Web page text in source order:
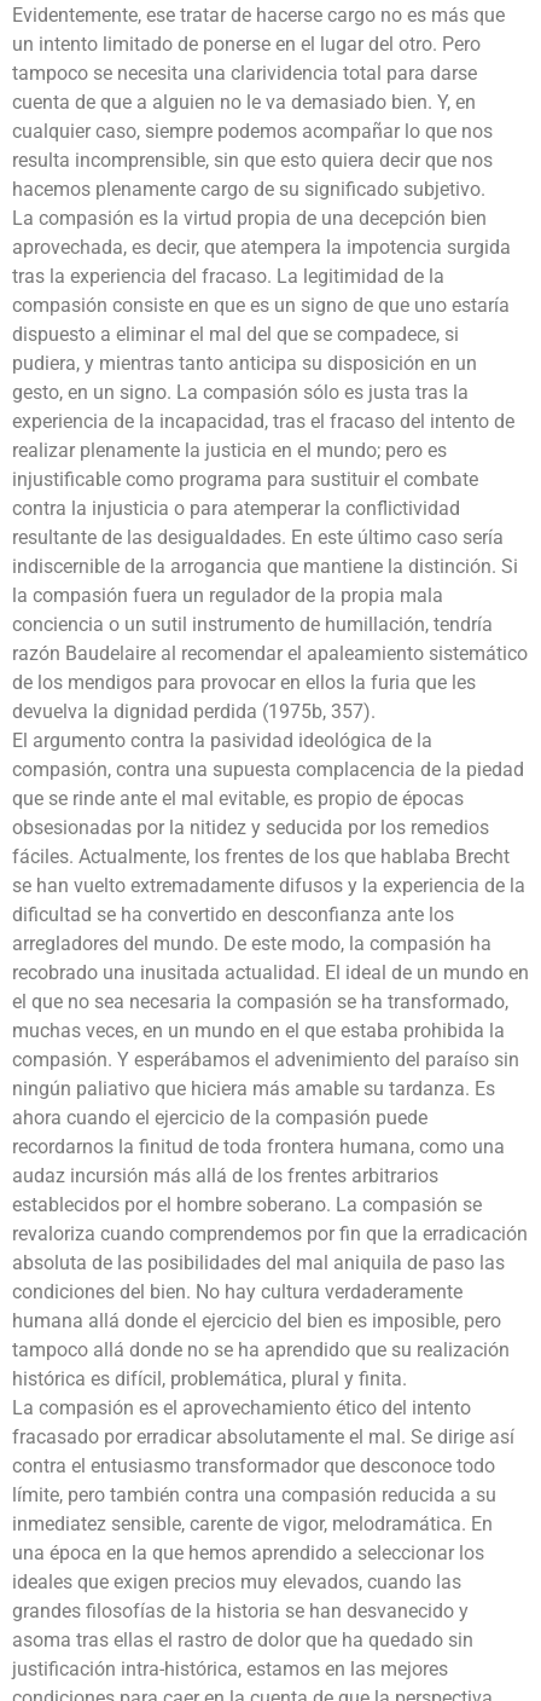
Evidentemente, ese tratar de hacerse cargo no es más que
un intento limitado de ponerse en el lugar del otro. Pero
tampoco se necesita una clarividencia total para darse
cuenta de que a alguien no le va demasiado bien. Y, en
cualquier caso, siempre podemos acompañar lo que nos
resulta incomprensible, sin que esto quiera decir que nos
hacemos plenamente cargo de su significado subjetivo.
La compasión es la virtud propia de una decepción bien
aprovechada, es decir, que atempera la impotencia surgida
tras la experiencia del fracaso. La legitimidad de la
compasión consiste en que es un signo de que uno estaría
dispuesto a eliminar el mal del que se compadece, si
pudiera, y mientras tanto anticipa su disposición en un
gesto, en un signo. La compasión sólo es justa tras la
experiencia de la incapacidad, tras el fracaso del intento de
realizar plenamente la justicia en el mundo; pero es
injustificable como programa para sustituir el combate
contra la injusticia o para atemperar la conflictividad
resultante de las desigualdades. En este último caso sería
indiscernible de la arrogancia que mantiene la distinción. Si
la compasión fuera un regulador de la propia mala
conciencia o un sutil instrumento de humillación, tendría
razón Baudelaire al recomendar el apaleamiento sistemático
de los mendigos para provocar en ellos la furia que les
devuelva la dignidad perdida (1975b, 357).
El argumento contra la pasividad ideológica de la
compasión, contra una supuesta complacencia de la piedad
que se rinde ante el mal evitable, es propio de épocas
obsesionadas por la nitidez y seducida por los remedios
fáciles. Actualmente, los frentes de los que hablaba Brecht
se han vuelto extremadamente difusos y la experiencia de la
dificultad se ha convertido en desconfianza ante los
arregladores del mundo. De este modo, la compasión ha
recobrado una inusitada actualidad. El ideal de un mundo en
el que no sea necesaria la compasión se ha transformado,
muchas veces, en un mundo en el que estaba prohibida la
compasión. Y esperábamos el advenimiento del paraíso sin
ningún paliativo que hiciera más amable su tardanza. Es
ahora cuando el ejercicio de la compasión puede
recordarnos la finitud de toda frontera humana, como una
audaz incursión más allá de los frentes arbitrarios
establecidos por el hombre soberano. La compasión se
revaloriza cuando comprendemos por fin que la erradicación
absoluta de las posibilidades del mal aniquila de paso las
condiciones del bien. No hay cultura verdaderamente
humana allá donde el ejercicio del bien es imposible, pero
tampoco allá donde no se ha aprendido que su realización
histórica es difícil, problemática, plural y finita.
La compasión es el aprovechamiento ético del intento
fracasado por erradicar absolutamente el mal. Se dirige así
contra el entusiasmo transformador que desconoce todo
límite, pero también contra una compasión reducida a su
inmediatez sensible, carente de vigor, melodramática. En
una época en la que hemos aprendido a seleccionar los
ideales que exigen precios muy elevados, cuando las
grandes filosofías de la historia se han desvanecido y
asoma tras ellas el rastro de dolor que ha quedado sin
justificación intra-histórica, estamos en las mejores